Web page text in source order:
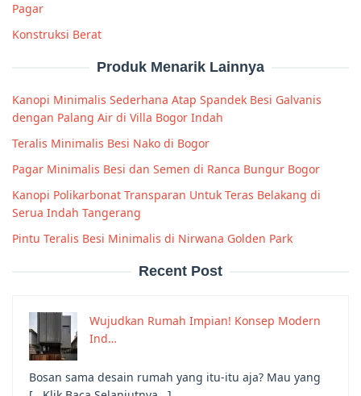
Pagar
Konstruksi Berat
Produk Menarik Lainnya
Kanopi Minimalis Sederhana Atap Spandek Besi Galvanis
dengan Palang Air di Villa Bogor Indah
Teralis Minimalis Besi Nako di Bogor
Pagar Minimalis Besi dan Semen di Ranca Bungur Bogor
Kanopi Polikarbonat Transparan Untuk Teras Belakang di
Serua Indah Tangerang
Pintu Teralis Besi Minimalis di Nirwana Golden Park
Recent Post
Wujudkan Rumah Impian! Konsep Modern
Ind…
Bosan sama desain rumah yang itu-itu aja? Mau yang